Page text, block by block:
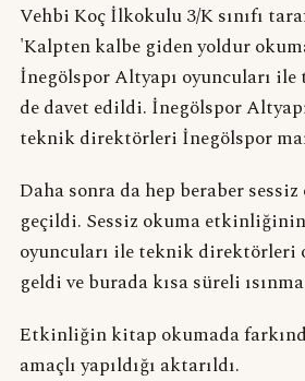
Vehbi Koç İlkokulu 3/K sınıfı
'Kalpten kalbe giden yoldur
İnegölspor Altyapı oyuncuları
de davet edildi. İnegölspor
teknik direktörleri İnegölspor
Daha sonra da hep beraber
geçildi. Sessiz okuma
oyuncuları ile teknik direktörleri
geldi ve burada kısa süreli
Etkinliğin kitap okumada
amaçlı yapıldığı aktarıldı.